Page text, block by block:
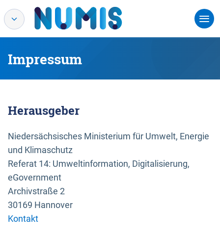
Impressum
Herausgeber
Niedersächsisches Ministerium für Umwelt, Energie
und Klimaschutz
Referat 14: Umweltinformation, Digitalisierung,
eGovernment
Archivstraße 2
30169 Hannover
Kontakt